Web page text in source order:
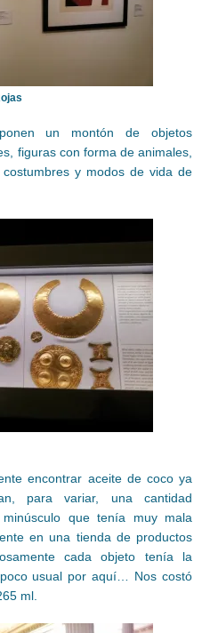
un montón de objetos
figuras con forma de animales,
y modos de vida de
encontrar aceite de coco ya
para variar, una cantidad
que tenía muy mala
en una tienda de productos
cada objeto tenía la
usual por aquí… Nos costó
ml.